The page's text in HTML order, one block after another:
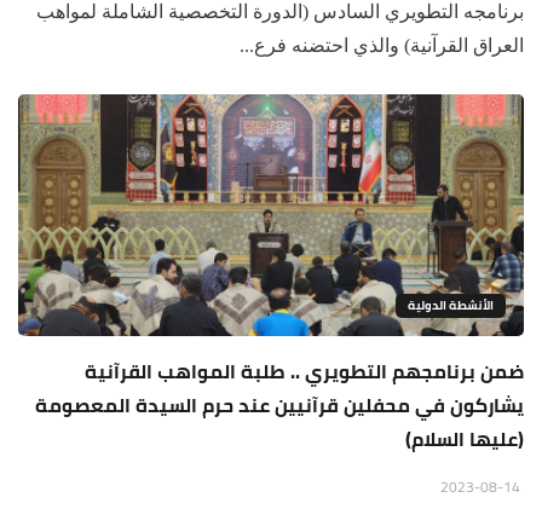
برنامجه التطويري السادس (الدورة التخصصية الشاملة لمواهب
العراق القرآنية) والذي احتضنه فرع...
الأنشطة الدولية
ضمن برنامجهم التطويري .. طلبة المواهب القرآنية
يشاركون في محفلين قرآنيين عند حرم السيدة المعصومة
(عليها السلام)